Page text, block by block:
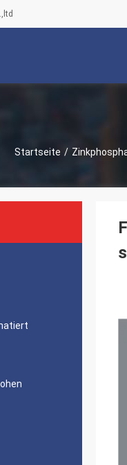
Startseite /